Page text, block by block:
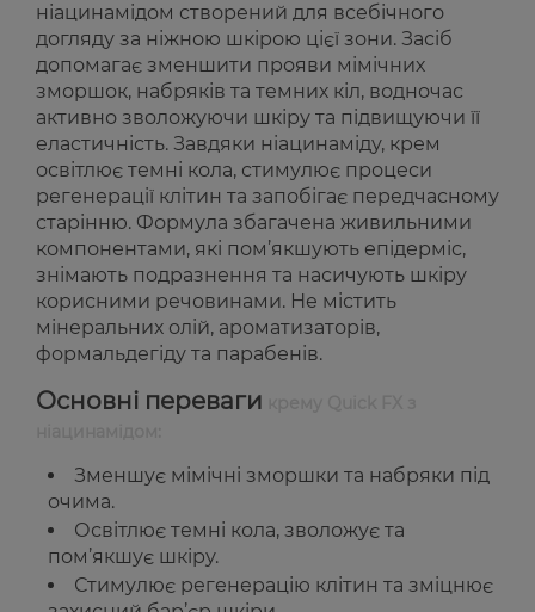
ніацинамідом створений для всебічного
догляду за ніжною шкірою цієї зони. Засіб
допомагає зменшити прояви мімічних
зморшок, набряків та темних кіл, водночас
активно зволожуючи шкіру та підвищуючи її
еластичність. Завдяки ніацинаміду, крем
освітлює темні кола, стимулює процеси
регенерації клітин та запобігає передчасному
старінню. Формула збагачена живильними
компонентами, які пом’якшують епідерміс,
знімають подразнення та насичують шкіру
корисними речовинами. Не містить
мінеральних олій, ароматизаторів,
формальдегіду та парабенів.
Основні переваги
Зменшує мімічні зморшки та набряки під
очима.
Освітлює темні кола, зволожує та
пом’якшує шкіру.
Стимулює регенерацію клітин та зміцнює